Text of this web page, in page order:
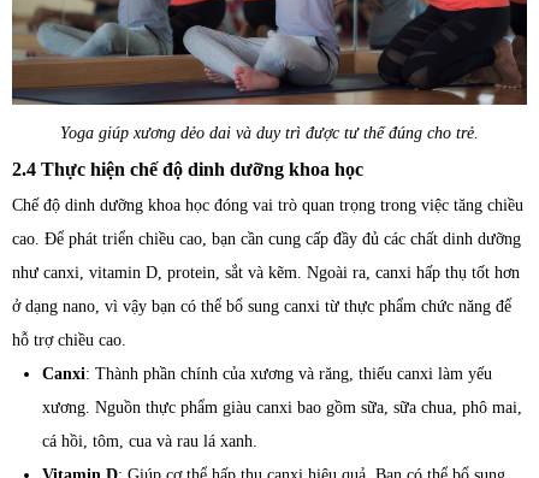
Yoga giúp xương dẻo dai và duy trì được tư thế đúng cho trẻ.
2.4 Thực hiện chế độ dinh dưỡng khoa học
Chế độ dinh dưỡng khoa học đóng vai trò quan trọng trong việc tăng chiều
cao. Để phát triển chiều cao, bạn cần cung cấp đầy đủ các chất dinh dưỡng
như canxi, vitamin D, protein, sắt và kẽm. Ngoài ra, canxi hấp thụ tốt hơn
ở dạng nano, vì vậy bạn có thể bổ sung canxi từ thực phẩm chức năng để
hỗ trợ chiều cao.
Canxi: Thành phần chính của xương và răng, thiếu canxi làm yếu
xương. Nguồn thực phẩm giàu canxi bao gồm sữa, sữa chua, phô mai,
cá hồi, tôm, cua và rau lá xanh.